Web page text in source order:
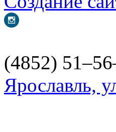
(4852)
Ярославль,